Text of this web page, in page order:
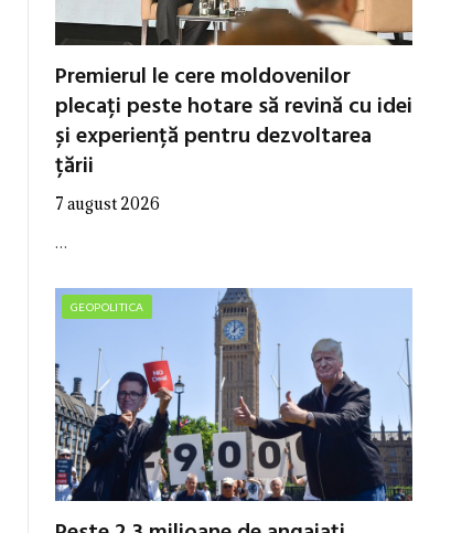
Premierul le cere moldovenilor
plecați peste hotare să revină cu idei
și experiență pentru dezvoltarea
țării
7 august 2026
…
GEOPOLITICA